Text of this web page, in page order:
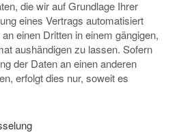
die wir auf Grundlage Ihrer
eines Vertrags automatisiert
einen Dritten in einem gängigen,
aushändigen zu lassen. Sofern
der Daten an einen anderen
erfolgt dies nur, soweit es